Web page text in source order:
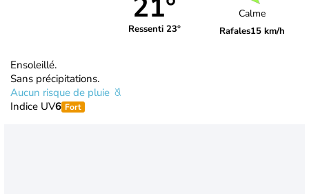
21°
Ressenti 23°
Calme
Rafales15 km/h
Ensoleillé.
Sans précipitations.
Aucun risque de pluie
Indice UV6 Fort